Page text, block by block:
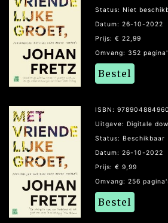
Status: Niet
Datum: 26-10-2022
Prijs: € 22,99
Omvang: 352
Bestel
ISBN:
Uitgave: Digitale
Status: Beschikbaar
Datum: 26-10-2022
Prijs: € 9,99
Omvang: 256
Bestel